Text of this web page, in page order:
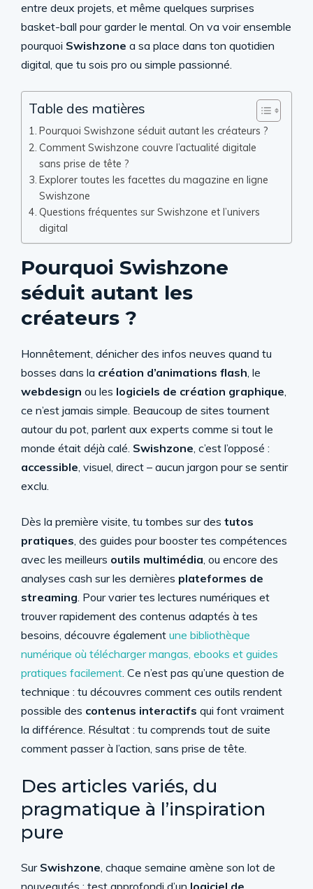
entre deux projets, et même quelques surprises
basket-ball pour garder le mental. On va voir ensemble
pourquoi Swishzone a sa place dans ton quotidien
digital, que tu sois pro ou simple passionné.
Table des matières
Pourquoi Swishzone séduit autant les créateurs ?
Comment Swishzone couvre l’actualité digitale
sans prise de tête ?
Explorer toutes les facettes du magazine en ligne
Swishzone
Questions fréquentes sur Swishzone et l’univers
digital
Pourquoi Swishzone
séduit autant les
créateurs ?
Honnêtement, dénicher des infos neuves quand tu
bosses dans la création d’animations flash, le
webdesign ou les logiciels de création graphique,
ce n’est jamais simple. Beaucoup de sites tournent
autour du pot, parlent aux experts comme si tout le
monde était déjà calé. Swishzone, c’est l’opposé :
accessible, visuel, direct – aucun jargon pour se sentir
exclu.
Dès la première visite, tu tombes sur des tutos
pratiques, des guides pour booster tes compétences
avec les meilleurs outils multimédia, ou encore des
analyses cash sur les dernières plateformes de
streaming. Pour varier tes lectures numériques et
trouver rapidement des contenus adaptés à tes
besoins, découvre également une bibliothèque
numérique où télécharger mangas, ebooks et guides
pratiques facilement. Ce n’est pas qu’une question de
technique : tu découvres comment ces outils rendent
possible des contenus interactifs qui font vraiment
la différence. Résultat : tu comprends tout de suite
comment passer à l’action, sans prise de tête.
Des articles variés, du
pragmatique à l’inspiration
pure
Sur Swishzone, chaque semaine amène son lot de
nouveautés : test approfondi d’un logiciel de